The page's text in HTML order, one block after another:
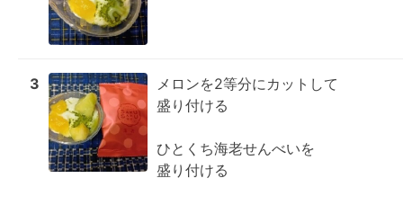
3
メロンを2等分にカットして
盛り付ける
ひとくち海老せんべいを
盛り付ける